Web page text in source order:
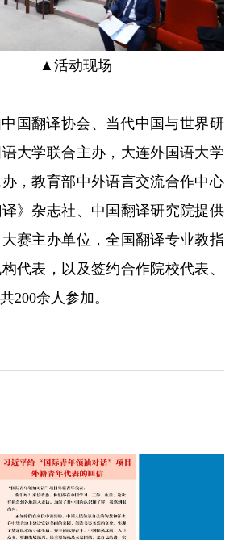
▲ 活动现场
国翻译协会、当代中国与世界研
大学联合主办，大连外国语大学
，教育部中外语言交流合作中心
》杂志社、中国翻译研究院提供
赛主办单位，全国翻译专业教指
代表，以及签约合作院校代表、
200余人参加。